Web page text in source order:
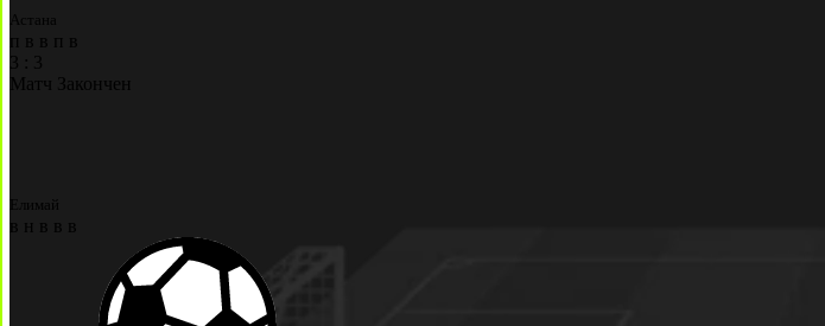
Астана
п в в п
в
3
3
Матч Закончен
Елимай
в н в в в